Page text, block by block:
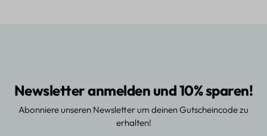
Newsletter anmelden und 10% sparen!
Abonniere unseren Newsletter um deinen Gutscheincode zu
erhalten!